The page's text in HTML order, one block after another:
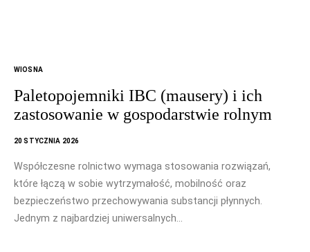
WIOSNA
Paletopojemniki IBC (mausery) i ich
zastosowanie w gospodarstwie rolnym
20 STYCZNIA 2026
Współczesne rolnictwo wymaga stosowania rozwiązań,
które łączą w sobie wytrzymałość, mobilność oraz
bezpieczeństwo przechowywania substancji płynnych.
Jednym z najbardziej uniwersalnych…